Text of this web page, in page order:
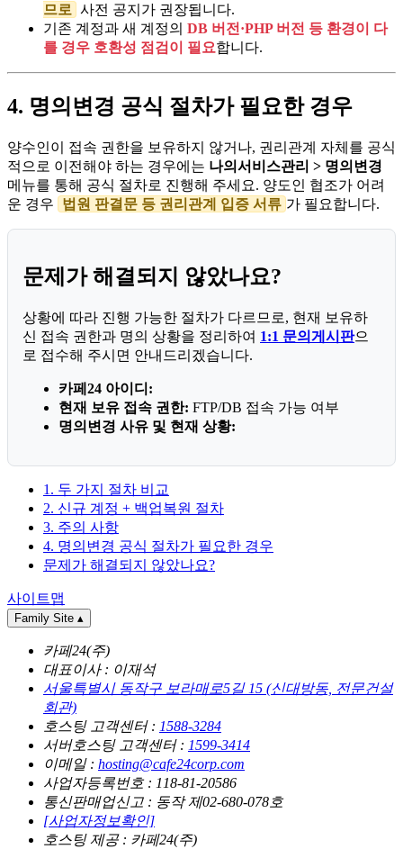
므로 사전 공지가 권장됩니다.
기존 계정과 새 계정의 DB 버전·PHP 버전 등 환경이 다
를 경우 호환성 점검이 필요합니다.
4. 명의변경 공식 절차가 필요한 경우
양수인이 접속 권한을 보유하지 않거나, 권리관계 자체를 공식
적으로 이전해야 하는 경우에는 나의서비스관리 > 명의변경
메뉴를 통해 공식 절차로 진행해 주세요. 양도인 협조가 어려
운 경우
법원 판결문 등 권리관계 입증 서류 가 필요합니다.
문제가 해결되지 않았나요?
상황에 따라 진행 가능한 절차가 다르므로, 현재 보유하
신 접속 권한과 명의 상황을 정리하여 1:1 문의게시판으
로 접수해 주시면 안내드리겠습니다.
카페24 아이디:
현재 보유 접속 권한: FTP/DB 접속 가능 여부
명의변경 사유 및 현재 상황:
1. 두 가지 절차 비교
2. 신규 계정 + 백업복원 절차
3. 주의 사항
4. 명의변경 공식 절차가 필요한 경우
문제가 해결되지 않았나요?
사이트맵
Family Site ▴
카페24(주)
대표이사 : 이재석
서울특별시 동작구 보라매로5길 15 (신대방동, 전문건설
회관)
호스팅 고객센터 : 1588-3284
서버호스팅 고객센터 : 1599-3414
이메일 : hosting@cafe24corp.com
사업자등록번호 : 118-81-20586
통신판매업신고 : 동작 제02-680-078호
[사업자정보확인]
호스팅 제공 : 카페24(주)